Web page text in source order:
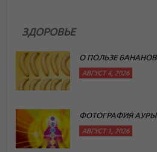
ЗДОРОВЬЕ
О ПОЛЬЗЕ БАНАНОВ
АВГУСТ 4, 2026
ФОТОГРАФИЯ АУРЫ
АВГУСТ 1, 2026